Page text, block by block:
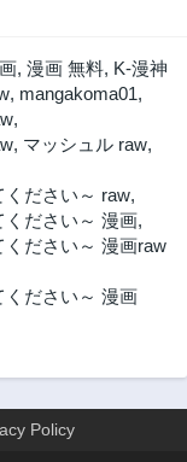
, 漫画 無料, K-漫神
, mangakoma01,
,
, マッシュル raw,
ださい～ raw,
ださい～ 漫画,
ださい～ 漫画raw
ださい～ 漫画
Policy